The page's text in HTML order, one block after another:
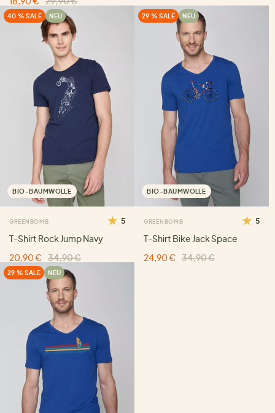
40 % SALE NEU
BIO-BAUMWOLLE
GREENBOMB 5
T-Shirt Rock Jump Navy
20,90 €
34,90 €
29 % SALE NEU
BIO-BAUMWOLLE
GREENBOMB 5
T-Shirt Bike Jack Space
24,90 €
34,90 €
29 % SALE NEU